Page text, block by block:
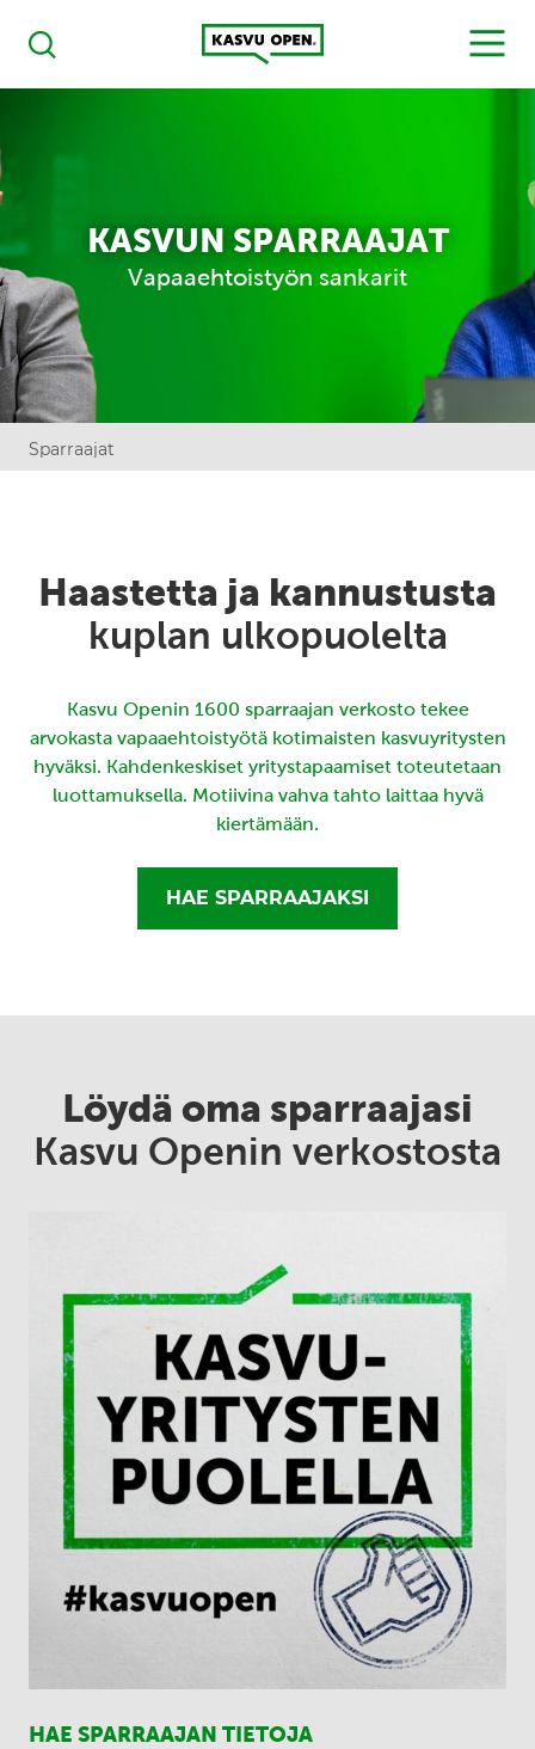
Haku
Kasvu Open
MENU
KASVUN SPARRAAJAT
Vapaaehtoistyön sankarit
Sparraajat
Haastetta ja kannustusta
kuplan ulkopuolelta
Kasvu Openin 1600 sparraajan verkosto tekee
arvokasta vapaaehtoistyötä kotimaisten kasvuyritysten
hyväksi. Kahdenkeskiset yritystapaamiset toteutetaan
luottamuksella. Motiivina vahva tahto laittaa hyvä
kiertämään.
HAE SPARRAAJAKSI
Löydä oma sparraajasi
Kasvu Openin verkostosta
HAE SPARRAAJAN TIETOJA